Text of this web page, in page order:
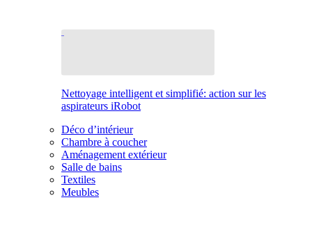
Nettoyage intelligent et simplifié: action sur les
aspirateurs iRobot
Déco d’intérieur
Chambre à coucher
Aménagement extérieur
Salle de bains
Textiles
Meubles